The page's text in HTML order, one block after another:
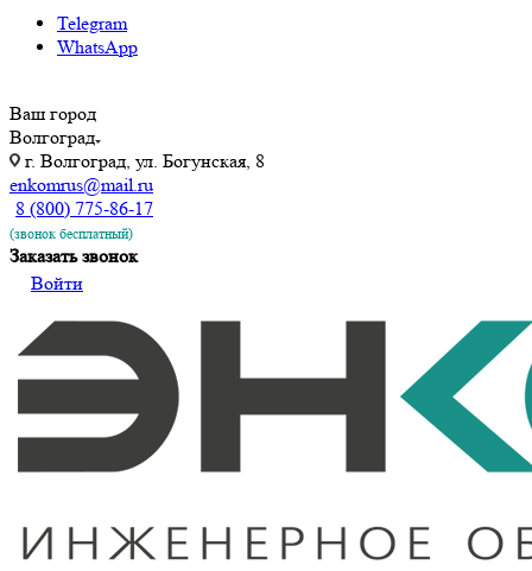
Telegram
WhatsApp
Ваш город
Волгоград
г. Волгоград, ул. ​Богунская, 8
enkomrus@mail.ru
8 (800) 775-86-17
(звонок бесплатный)
Заказать звонок
Войти